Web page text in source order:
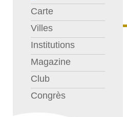
Carte
Villes
Institutions
Magazine
Club
Congrès